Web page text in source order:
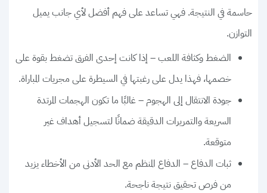
حاسمة في النتيجة. فهي تساعد على فهم أفضل لأي جانب يميل
التوازن.
الضغط وكثافة اللعب– إذا كانت إحدى الفرق تضغط بقوة على
خصمها، فهذا يدل على رغبتها في السيطرة على مجريات المباراة.
جودة الانتقال إلى الهجوم – غالبًا ما تكون الهجمات المرتدة
السريعة والتمريرات الدقيقة ضمانًا لتسجيل أهداف غير
متوقعة.
ثبات الدفاع– الدفاع المنظم مع الحد الأدنى من الأخطاء يزيد
من فرص تحقيق نتيجة ناجحة.